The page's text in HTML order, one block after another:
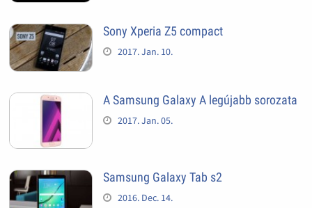
Sony Xperia Z5 compact
2017. Jan. 10.
A Samsung Galaxy A legújabb sorozata
2017. Jan. 05.
Samsung Galaxy Tab s2
2016. Dec. 14.